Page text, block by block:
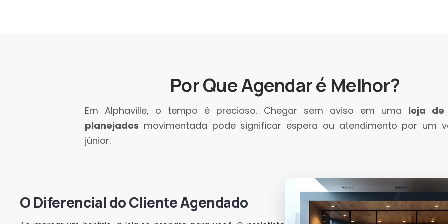
Por Que Agendar é Melhor?
Em Alphaville, o tempo é precioso. Chegar sem aviso em uma loja de
planejados movimentada pode significar espera ou atendimento por um
júnior.
O Diferencial do Cliente Agendado